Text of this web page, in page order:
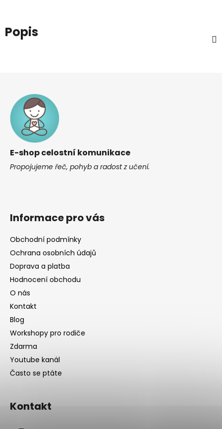
Popis
E-shop celostní komunikace
Propojujeme řeč, pohyb a radost z učení.
Informace pro vás
Obchodní podmínky
Ochrana osobních údajů
Doprava a platba
Hodnocení obchodu
O nás
Kontakt
Blog
Workshopy pro rodiče
Zdarma
Youtube kanál
Často se ptáte
Kontakt